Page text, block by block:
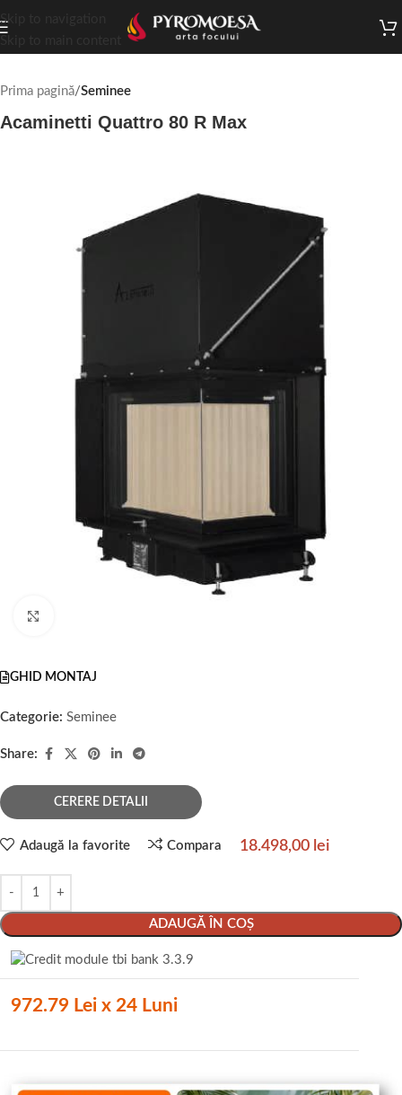
Skip to navigation
Prima pagină Seminee
Acaminetti Quattro 80 R Max
GHID MONTAJ
Categorie: Seminee
Share:
CERERE DETALII
Adaugă la favorite Compara 18.498,00 lei
ADAUGĂ ÎN COȘ
972.79 Lei x 24 Luni